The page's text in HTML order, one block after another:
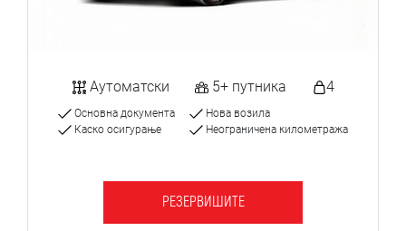
Аутоматски 5+ путника 4
Основна документа
Каско осигурање
Нова возила
Неограничена километража
РЕЗЕРВИШИТЕ